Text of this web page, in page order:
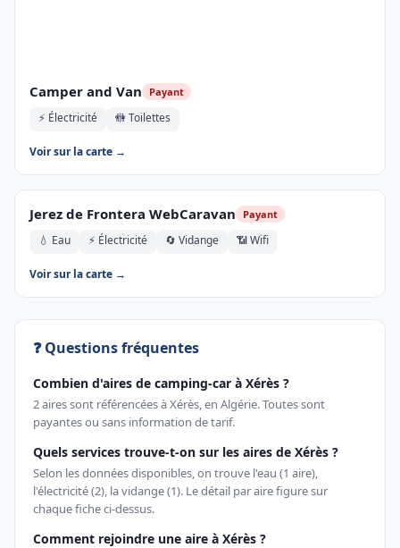
Camper and Van Payant
⚡ Électricité 🚻 Toilettes
Voir sur la carte →
Jerez de Frontera WebCaravan Payant
💧 Eau ⚡ Électricité 🔄 Vidange 📶 Wifi
Voir sur la carte →
❓ Questions fréquentes
Combien d'aires de camping-car à Xérès ?
2 aires sont référencées à Xérès, en Algérie. Toutes sont
payantes ou sans information de tarif.
Quels services trouve-t-on sur les aires de Xérès ?
Selon les données disponibles, on trouve l'eau (1 aire),
l'électricité (2), la vidange (1). Le détail par aire figure sur
chaque fiche ci-dessus.
Comment rejoindre une aire à Xérès ?